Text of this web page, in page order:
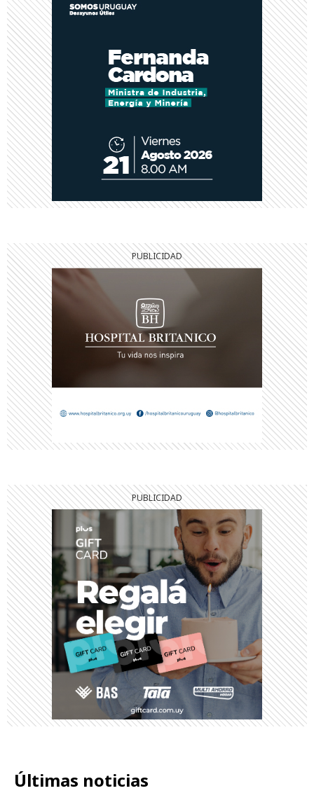
Últimas noticias